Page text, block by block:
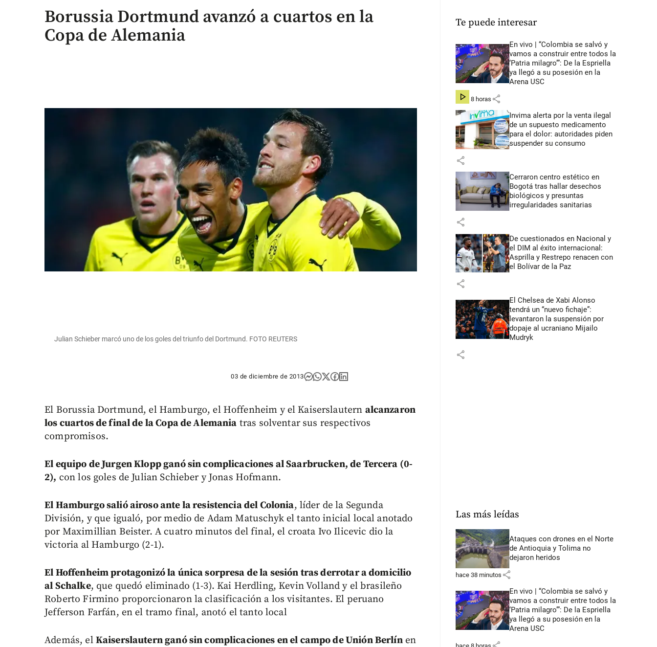
Borussia Dortmund avanzó a cuartos en la
Copa de Alemania
Julian Schieber marcó uno de los goles del triunfo del Dortmund. FOTO REUTERS
03 de diciembre de 2013
El Borussia Dortmund, el Hamburgo, el Hoffenheim y el Kaiserslautern alcanzaron
los cuartos de final de la Copa de Alemania tras solventar sus respectivos
compromisos.
El equipo de Jurgen Klopp ganó sin complicaciones al Saarbrucken, de Tercera (0-
2), con los goles de Julian Schieber y Jonas Hofmann.
El Hamburgo salió airoso ante la resistencia del Colonia, líder de la Segunda
División, y que igualó, por medio de Adam Matuschyk el tanto inicial local anotado
por Maximillian Beister. A cuatro minutos del final, el croata Ivo Ilicevic dio la
victoria al Hamburgo (2-1).
El Hoffenheim protagonizó la única sorpresa de la sesión tras derrotar a domicilio
al Schalke, que quedó eliminado (1-3). Kai Herdling, Kevin Volland y el brasileño
Roberto Firmino proporcionaron la clasificación a los visitantes. El peruano
Jefferson Farfán, en el tramo final, anotó el tanto local
Además, el Kaiserslautern ganó sin complicaciones en el campo de Unión Berlínen
Te puede interesar
En vivo | “Colombia se salvó y
vamos a construir entre todos la
‘Patria milagro’”: De la Espriella
ya llegó a su posesión en la
Arena USC
hace 8 horas share
Invima alerta por la venta ilegal
de un supuesto medicamento
para el dolor: autoridades piden
suspender su consumo
share
Cerraron centro estético en
Bogotá tras hallar desechos
biológicos y presuntas
irregularidades sanitarias
share
De cuestionados en Nacional y
el DIM al éxito internacional:
Asprilla y Restrepo renacen con
el Bolívar de la Paz
share
El Chelsea de Xabi Alonso
tendrá un “nuevo fichaje”:
levantaron la suspensión por
dopaje al ucraniano Mijailo
Mudryk
share
Las más leídas
Ataques con drones en el Norte
de Antioquia y Tolima no
dejaron heridos
hace 38 minutos share
En vivo | “Colombia se salvó y
vamos a construir entre todos la
‘Patria milagro’”: De la Espriella
ya llegó a su posesión en la
Arena USC
hace 8 horas